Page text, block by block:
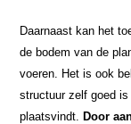
Daarnaast kan het
de bodem van de
voeren. Het is ook
structuur zelf goed is
plaatsvindt. Door